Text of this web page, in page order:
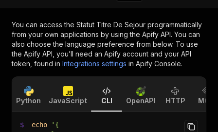
You can access the Statut Titre De Sejour programmatically
from your own applications by using the Apify API. You can
also choose the language preference from below. To use
the Apify API, you’ll need an Apify account and your API
token, found in Integrations settings in Apify Console.
Python JavaScript CLI OpenAPI HTTP MCP
$ echo
'{